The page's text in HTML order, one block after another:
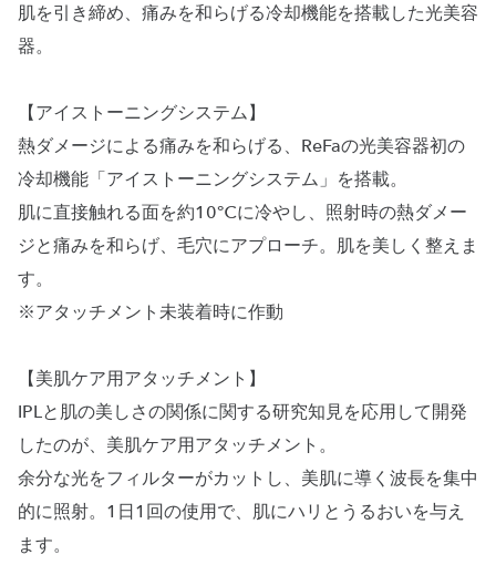
肌を引き締め、痛みを和らげる冷却機能を搭載した光美容
器。
【アイストーニングシステム】
熱ダメージによる痛みを和らげる、ReFaの光美容器初の
冷却機能「アイストーニングシステム」を搭載。
肌に直接触れる面を約10℃に冷やし、照射時の熱ダメー
ジと痛みを和らげ、毛穴にアプローチ。肌を美しく整えま
す。
※アタッチメント未装着時に作動
【美肌ケア用アタッチメント】
IPLと肌の美しさの関係に関する研究知見を応用して開発
したのが、美肌ケア用アタッチメント。
余分な光をフィルターがカットし、美肌に導く波長を集中
的に照射。1日1回の使用で、肌にハリとうるおいを与え
ます。